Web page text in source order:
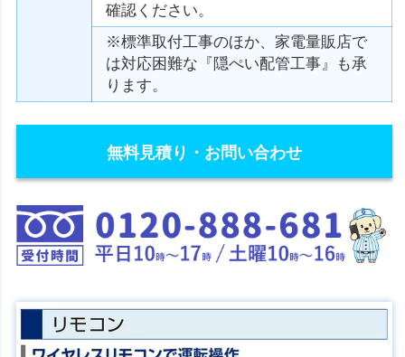
確認ください。
※標準取付工事のほか、家電量販店で
は対応困難な『隠ぺい配管工事』も承
ります。
無料見積り・お問い合わせ